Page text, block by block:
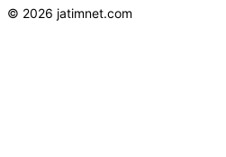
© 2026 jatimnet.com